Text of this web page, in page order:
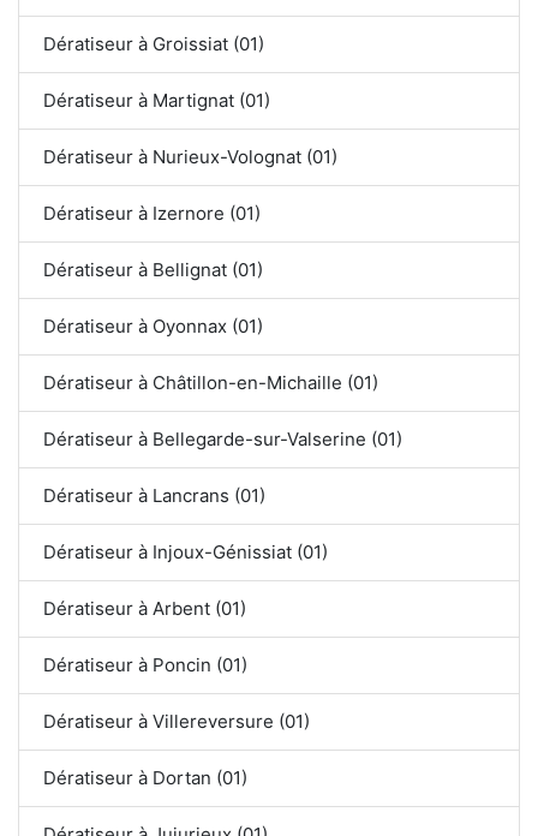
Dératiseur à Groissiat (01)
Dératiseur à Martignat (01)
Dératiseur à Nurieux-Volognat (01)
Dératiseur à Izernore (01)
Dératiseur à Bellignat (01)
Dératiseur à Oyonnax (01)
Dératiseur à Châtillon-en-Michaille (01)
Dératiseur à Bellegarde-sur-Valserine (01)
Dératiseur à Lancrans (01)
Dératiseur à Injoux-Génissiat (01)
Dératiseur à Arbent (01)
Dératiseur à Poncin (01)
Dératiseur à Villereversure (01)
Dératiseur à Dortan (01)